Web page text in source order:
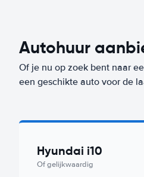
Autohuur
Of je nu op zoek bent naar
een geschikte auto voor de
Hyundai i10
Of gelijkwaardig